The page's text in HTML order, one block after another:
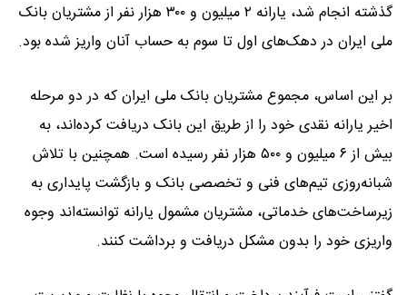
گذشته انجام شد، یارانه ۲ میلیون و ۳۰۰ هزار نفر از مشتریان بانک
ملی ایران در دهک‌های اول تا سوم به حساب آنان واریز شده بود.
بر این اساس، مجموع مشتریان بانک ملی ایران که در دو مرحله
اخیر یارانه نقدی خود را از طریق این بانک دریافت کرده‌اند، به
بیش از ۶ میلیون و ۵۰۰ هزار نفر رسیده است. همچنین با تلاش
شبانه‌روزی تیم‌های فنی و تخصصی بانک و بازگشت پایداری به
زیرساخت‌های خدماتی، مشتریان مشمول یارانه توانسته‌اند وجوه
واریزی خود را بدون مشکل دریافت و برداشت کنند.